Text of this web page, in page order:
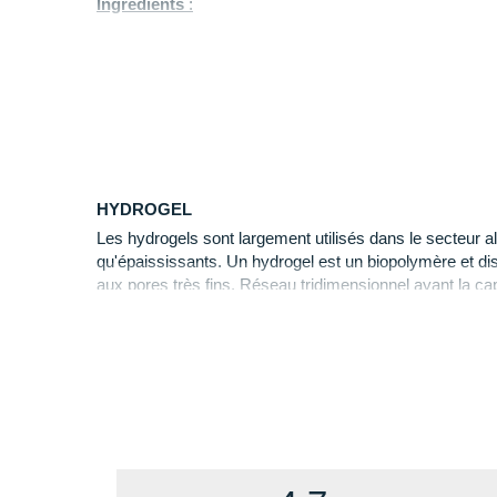
NOIX DU BRÉSIL / PISTACHES / NOIX DE
Énergie
: 842 kJ / 199 kcal
Lipides
: 3.1 g
Dont saturés : 0.4 g
HYDROGEL
Les hydrogels sont largement utilisés dans le secteur
qu'épaississants. Un hydrogel est un biopolymère et
aux pores très fins. Réseau tridimensionnel ayant la